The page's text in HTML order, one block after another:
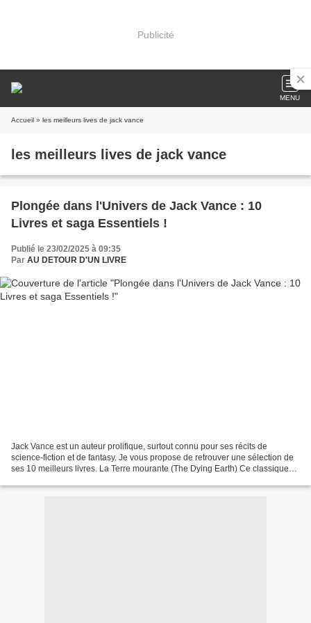
Publicité
MENU
Accueil » les meilleurs lives de jack vance
les meilleurs lives de jack vance
Plongée dans l'Univers de Jack Vance : 10
Livres et saga Essentiels !
Publié le 23/02/2025 à 09:35
Par AU DETOUR D'UN LIVRE
Jack Vance est un auteur prolifique, surtout connu pour ses récits de
science-fiction et de fantasy. Je vous propose de retrouver une sélection de
ses 10 meilleurs livres. La Terre mourante (The Dying Earth) Ce classique